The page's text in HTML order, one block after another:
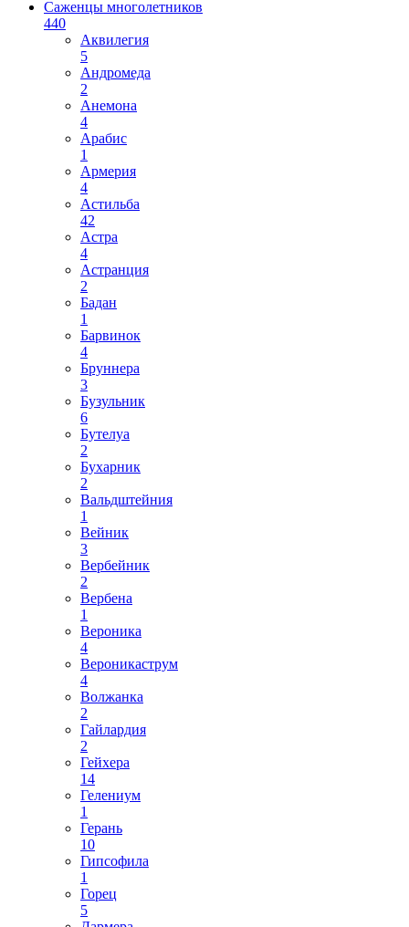
Саженцы многолетников
440
Аквилегия
5
Андромеда
2
Анемона
4
Арабис
1
Армерия
4
Астильба
42
Астра
4
Астранция
2
Бадан
1
Барвинок
4
Бруннера
3
Бузульник
6
Бутелуа
2
Бухарник
2
Вальдштейния
1
Вейник
3
Вербейник
2
Вербена
1
Вероника
4
Вероникаструм
4
Волжанка
2
Гайлардия
2
Гейхера
14
Гелениум
1
Герань
10
Гипсофила
1
Горец
5